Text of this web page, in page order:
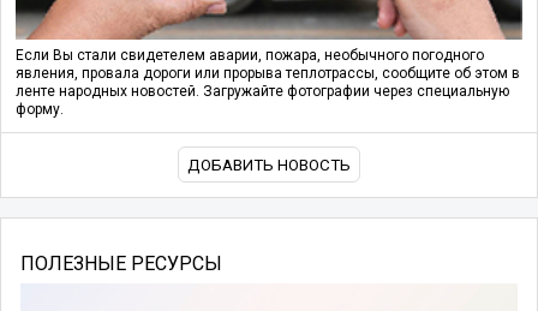
Если Вы стали свидетелем аварии, пожара, необычного погодного
явления, провала дороги или прорыва теплотрассы, сообщите об этом в
ленте народных новостей. Загружайте фотографии через специальную
форму.
ДОБАВИТЬ НОВОСТЬ
ПОЛЕЗНЫЕ РЕСУРСЫ